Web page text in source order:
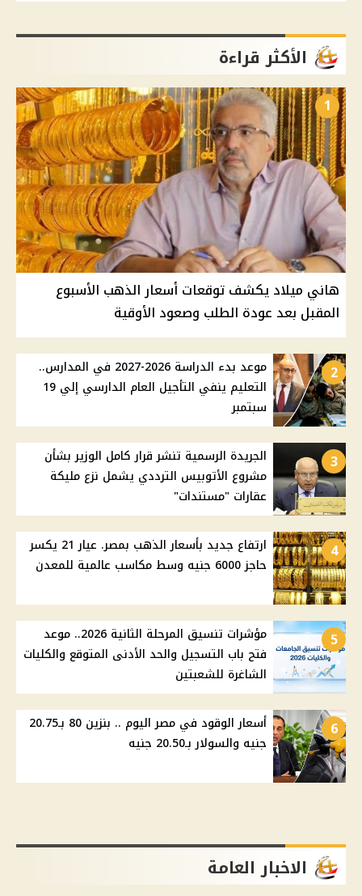
الأكثر قراءة
1
هاني ميلاد يكشف توقعات أسعار الذهب الأسبوع
المقبل بعد عودة الطلب وصعود الأوقية
2
موعد بدء الدراسة 2026-2027 في المدارس..
التعليم ينفي التأجيل العام الدارسي إلي 19
سبتمبر
3
الجريدة الرسمية تنشر قرار كامل الوزير بشأن
مشروع الأتوبيس الترددي يشمل نزع مليكة
عقارات "مستندات"
4
ارتفاع جديد بأسعار الذهب بمصر. عيار 21 يكسر
حاجز 6000 جنيه وسط مكاسب عالمية للمعدن
5
مؤشرات تنسيق المرحلة الثانية 2026.. موعد
فتح باب التسجيل والحد الأدنى المتوقع والكليات
الشاغرة للشعبتين
6
أسعار الوقود في مصر اليوم .. بنزين 80 بـ20.75
جنيه والسولار بـ20.50 جنيه
الاخبار العامة